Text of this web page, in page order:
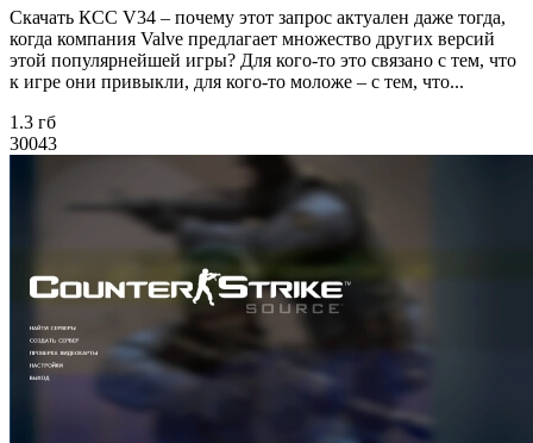
Скачать КСС V34 – почему этот запрос актуален даже тогда,
когда компания Valve предлагает множество других версий
этой популярнейшей игры? Для кого-то это связано с тем, что
к игре они привыкли, для кого-то моложе – с тем, что...
1.3 гб
30043